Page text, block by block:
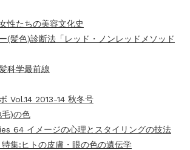
性たちの美容文化史
(髪色)診断法「レッド・ノンレッドメソッド
科学最前線
Vol.14 2013-14 秋冬号
毛)の色
64 イメージの心理とスタイリングの技法
集:ヒトの皮膚・眼の色の遺伝学